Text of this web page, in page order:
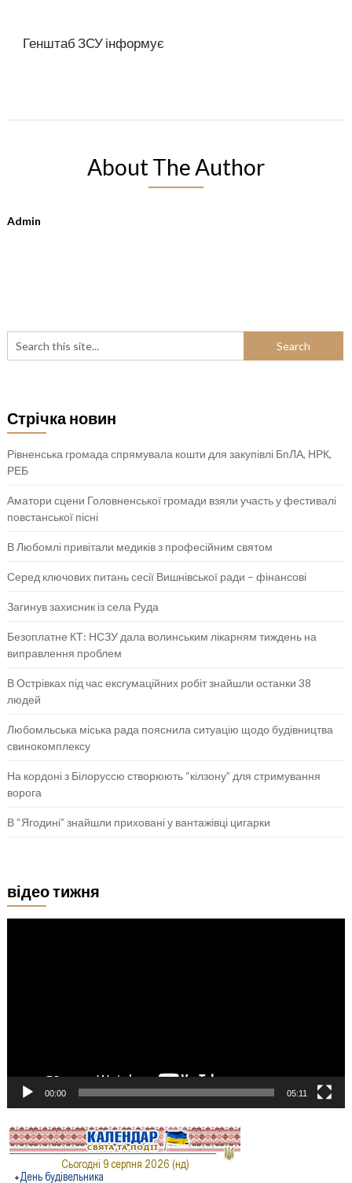
Генштаб ЗСУ інформує
About The Author
Admin
Стрічка новин
Рівненська громада спрямувала кошти для закупівлі БпЛА, НРК,
РЕБ
Аматори сцени Головненської громади взяли участь у фестивалі
повстанської пісні
В Любомлі привітали медиків з професійним святом
Серед ключових питань сесії Вишнівської ради – фінансові
Загинув захисник із села Руда
Безоплатне КТ: НСЗУ дала волинським лікарням тиждень на
виправлення проблем
В Острівках під час ексгумаційних робіт знайшли останки 38
людей
Любомльська міська рада пояснила ситуацію щодо будівництва
свинокомплексу
На кордоні з Білоруссю створюють “кілзону” для стримування
ворога
В “Ягодині” знайшли приховані у вантажівці цигарки
відео тижня
00:00 05:11